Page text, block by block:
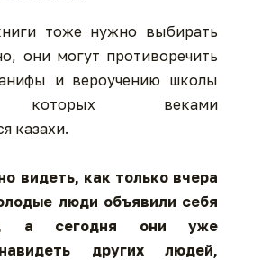
тоже нужно выбирать
они могут противоречить
и вероучению школы
которых веками
казахи.
видеть, как только вчера
люди объявили себя
а сегодня они уже
других людей,